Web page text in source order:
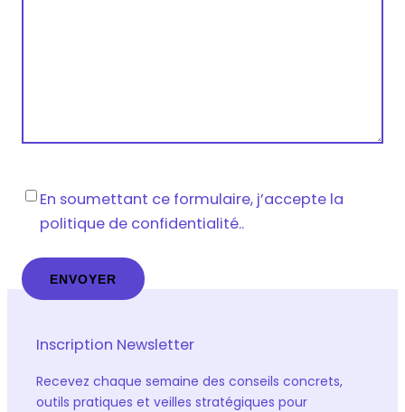
Vie
privée*
En soumettant ce formulaire, j’accepte la
politique de confidentialité..
Inscription Newsletter
Recevez chaque semaine des conseils concrets,
outils pratiques et veilles stratégiques pour